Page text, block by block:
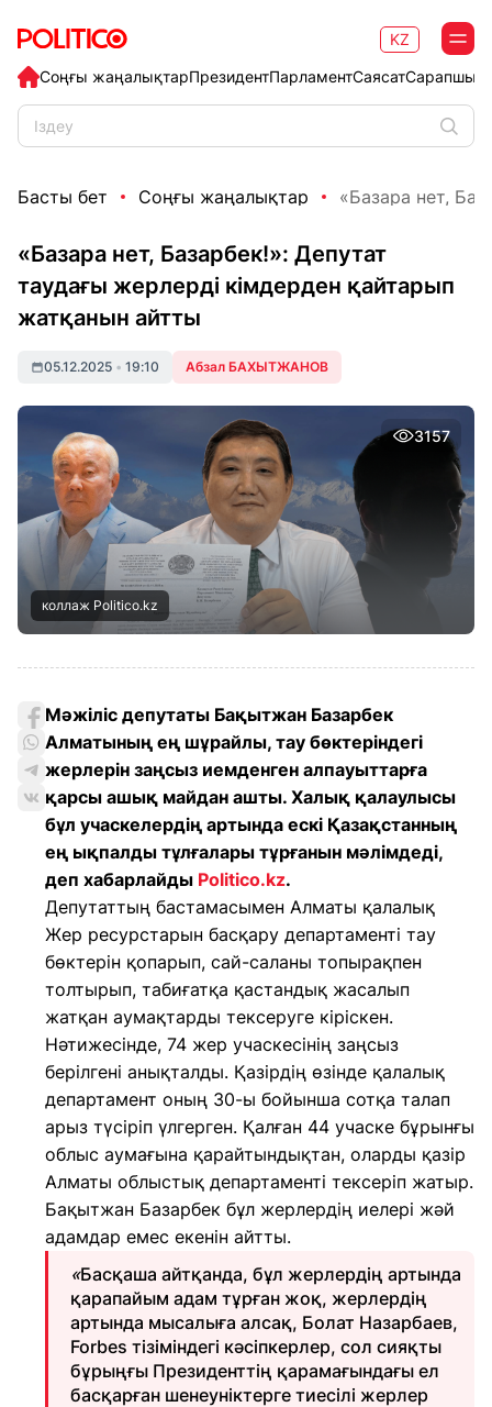
Соңғы жаңалықтарПрезидентПарламентСаясат
KZ
Басты бет Соңғы жаңалықтар «Базара нет,
«Базара нет, Базарбек!»: Депутат
таудағы жерлерді кімдерден қайтарып
жатқанын айтты
05.12.2025 • 19:10 Абзал БАХЫТЖАНОВ
3157
коллаж Politico.kz
Мәжіліс депутаты Бақытжан Базарбек
Алматының ең шұрайлы, тау бөктеріндегі
жерлерін заңсыз иемденген алпауыттарға
қарсы ашық майдан ашты. Халық қалаулысы
бұл учаскелердің артында ескі Қазақстанның
ең ықпалды тұлғалары тұрғанын мәлімдеді,
деп хабарлайды Politico.kz.
Депутаттың бастамасымен Алматы қалалық
Жер ресурстарын басқару департаменті тау
бөктерін қопарып, сай-саланы топырақпен
толтырып, табиғатқа қастандық жасалып
жатқан аумақтарды тексеруге кіріскен.
Нәтижесінде, 74 жер учаскесінің заңсыз
берілгені анықталды. Қазірдің өзінде қалалық
департамент оның 30-ы бойынша сотқа талап
арыз түсіріп үлгерген. Қалған 44 учаске бұрынғы
облыс аумағына қарайтындықтан, оларды қазір
Алматы облыстық департаменті тексеріп жатыр.
Бақытжан Базарбек бұл жерлердің иелері жәй
адамдар емес екенін айтты.
«Басқаша айтқанда, бұл жерлердің артында
қарапайым адам тұрған жоқ, жерлердің
артында мысалыға алсақ, Болат Назарбаев,
Forbes тізіміндегі кәсіпкерлер, сол сияқты
бұрыңғы Президенттің қарамағындағы ел
басқарған шенеуніктерге тиесілі жерлер